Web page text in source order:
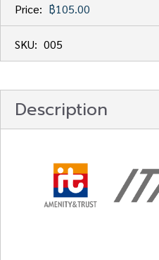
Price: ฿105.00
SKU: 005
Description